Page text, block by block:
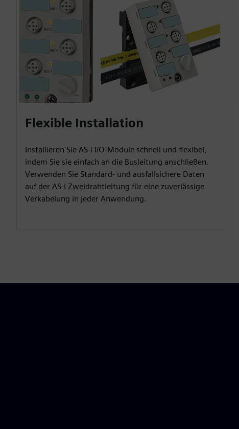
Flexible Installation
Installieren Sie AS-i I/O-Module schnell und flexibel,
indem Sie sie einfach an die Busleitung anschließen.
Verwenden Sie Standard- und ausfallsichere Daten
auf der AS-i Zweidrahtleitung für eine zuverlässige
Verkabelung in jeder Anwendung.